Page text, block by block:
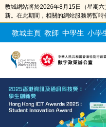
教城網站將於2026年8月15日（星期
新。在此期間，相關的網站服務將暫時
教城主頁 教師 中學生 小學